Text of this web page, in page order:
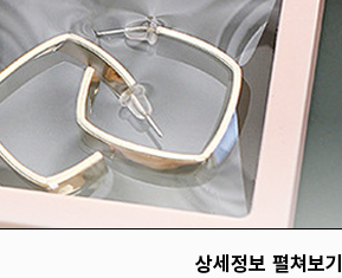
상세정보 펼쳐보기